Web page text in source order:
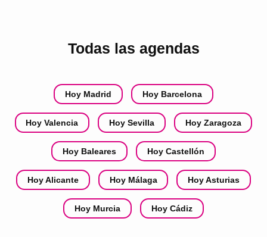
Todas las agendas
Hoy Madrid Hoy Barcelona
Hoy Valencia Hoy Sevilla Hoy Zaragoza
Hoy Baleares Hoy Castellón
Hoy Alicante Hoy Málaga Hoy Asturias
Hoy Murcia Hoy Cádiz